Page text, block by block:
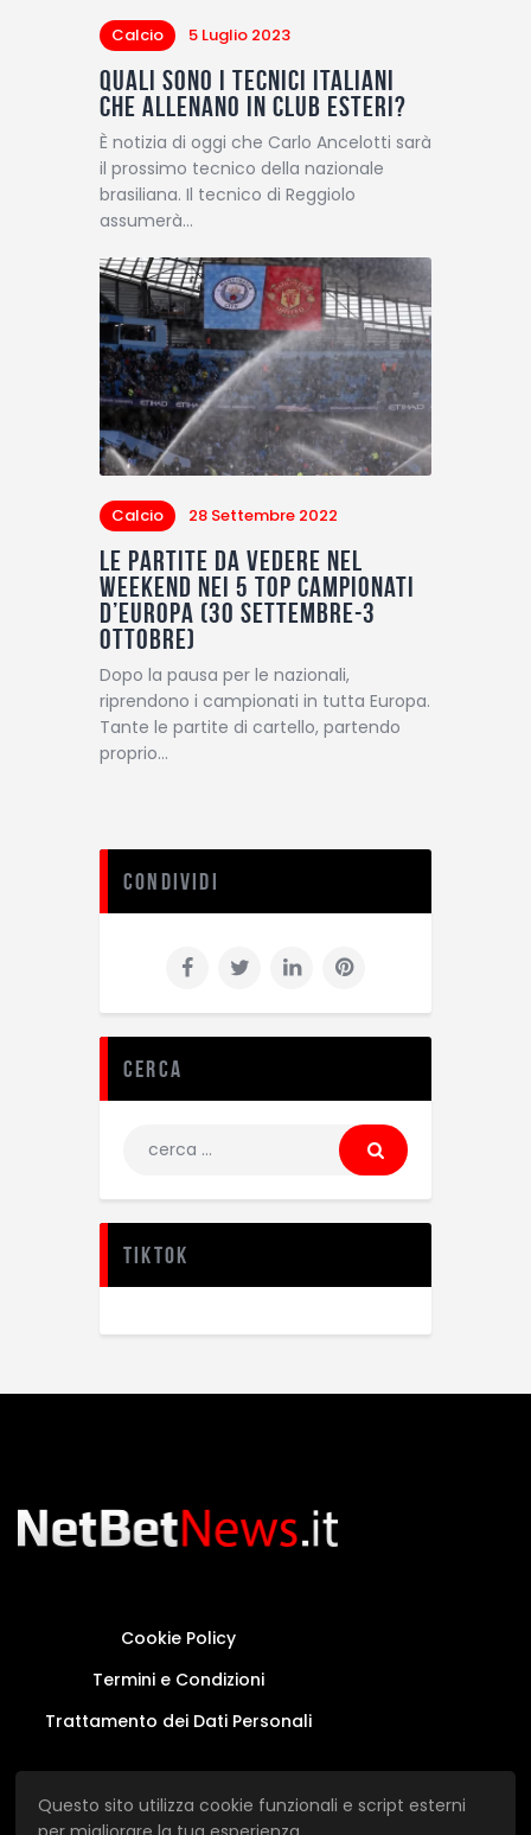
Questo sito utilizza cookie funzionali e script esterni
Calcio 5 Luglio 2023
Quali sono i tecnici italiani
che allenano in club esteri?
È notizia di oggi che Carlo Ancelotti sarà
il prossimo tecnico della nazionale
brasiliana. Il tecnico di Reggiolo
assumerà…
Calcio 28 Settembre 2022
Le partite da vedere nel
weekend nei 5 top campionati
d’Europa (30 settembre-3
ottobre)
Dopo la pausa per le nazionali,
riprendono i campionati in tutta Europa.
Tante le partite di cartello, partendo
proprio…
Condividi
Cerca
TikTok
Cookie Policy
Termini e Condizioni
Trattamento dei Dati Personali
Questo sito non rappresenta una testata
giornalistica in quanto viene aggiornato senza